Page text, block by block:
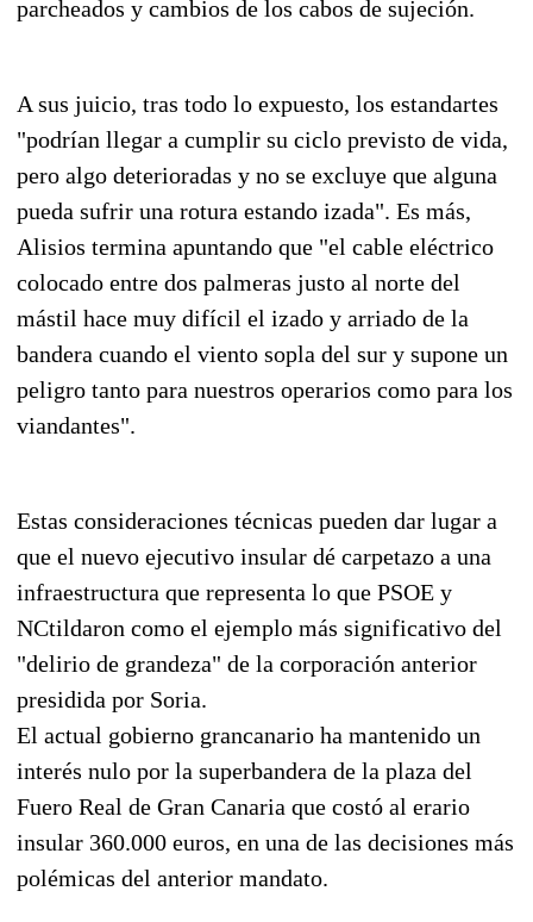
parcheados y cambios de los cabos de sujeción.
A sus juicio, tras todo lo expuesto, los estandartes
"podrían llegar a cumplir su ciclo previsto de vida,
pero algo deterioradas y no se excluye que alguna
pueda sufrir una rotura estando izada". Es más,
Alisios termina apuntando que "el cable eléctrico
colocado entre dos palmeras justo al norte del
mástil hace muy difícil el izado y arriado de la
bandera cuando el viento sopla del sur y supone un
peligro tanto para nuestros operarios como para los
viandantes".
Estas consideraciones técnicas pueden dar lugar a
que el nuevo ejecutivo insular dé carpetazo a una
infraestructura que representa lo que PSOE y
NCtildaron como el ejemplo más significativo del
"delirio de grandeza" de la corporación anterior
presidida por Soria.
El actual gobierno grancanario ha mantenido un
interés nulo por la superbandera de la plaza del
Fuero Real de Gran Canaria que costó al erario
insular 360.000 euros, en una de las decisiones más
polémicas del anterior mandato.